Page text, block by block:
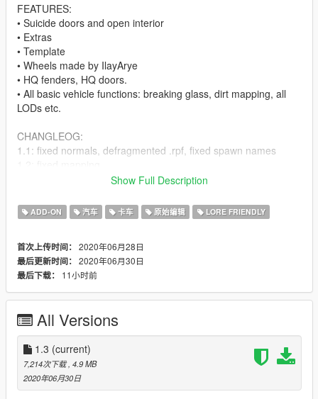
FEATURES:
• Suicide doors and open interior
• Extras
• Template
• Wheels made by IlayArye
• HQ fenders, HQ doors.
• All basic vehicle functions: breaking glass, dirt mapping, all
LODs etc.
CHANGLEOG:
1.1: fixed normals, defragmented .rpf, fixed spawn names
1.3: fixed modkit and custom handling
CREDITS:
GCT - Yosemite model.
Dani02 - V converting
IlayArye - HQ buffing, UV mapping, SWB conversion
Nacho - UV mapping, SWB conversion, extra details, bug fixes
AlexanderLB - Badges
11john11 - Screenshots
Use this model to your own liking, modifying is allowed after
contacting me / IlayArye.
FiveM use is allowed.
Show Full Description
ADD-ON 汽车 卡车 原始编辑 LORE FRIENDLY
首次上传时间： 2020年06月28日
最后更新时间： 2020年06月30日
最后下载：
11小时前
All Versions
1.3 (current)
7,214次下载 , 4.9 MB
2020年06月30日